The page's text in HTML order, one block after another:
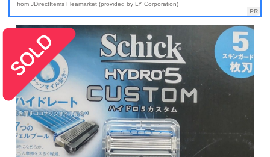
from JDirectItems Fleamarket (provided by LY Corporation)